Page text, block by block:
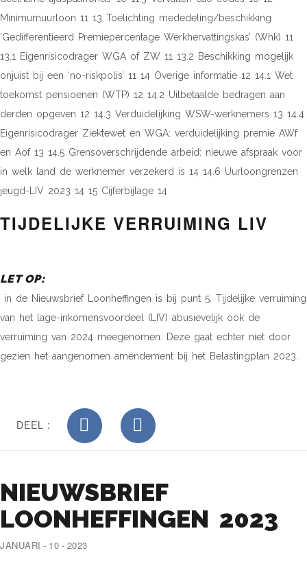
Minimumuurloon 11 13 Toelichting mededeling/beschikking
‘Gedifferentieerd Premiepercentage Werkhervattingskas’ (Whk) 11
13.1 Eigenrisicodrager WGA of ZW 11 13.2 Beschikking mogelijk
onjuist bij een ‘no-riskpolis’ 11 14 Overige informatie 12 14.1 Wet
toekomst pensioenen (WTP) 12 14.2 Uitbetaalde bedragen aan
derden opgeven 12 14.3 Verduidelijking WSW-werknemers 13 14.4
Eigenrisicodrager Ziektewet en WGA: verduidelijking premie AWf
en Aof 13 14.5 Grensoverschrijdende arbeid: nieuwe afspraak voor
in welk land de werknemer verzekerd is 14 14.6 Uurloongrenzen
jeugd-LIV 2023 14 15 Cijferbijlage 14
TIJDELIJKE VERRUIMING LIV
LET OP:
in de Nieuwsbrief Loonheffingen is bij punt 5. Tijdelijke verruiming
van het lage-inkomensvoordeel (LIV) abusievelijk ook de
verruiming van 2024 meegenomen. Deze gaat echter niet door
gezien het aangenomen amendement bij het Belastingplan 2023.
DEEL :
NIEUWSBRIEF
LOONHEFFINGEN 2023
JANUARI - 10 - 2023